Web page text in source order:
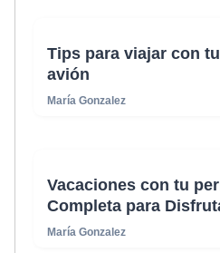
Tips para viajar con
avión
María Gonzalez
Vacaciones con tu
Completa para
María Gonzalez